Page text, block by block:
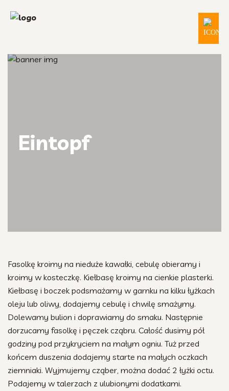
Eintopf
Fasolkę kroimy na nieduże kawałki, cebulę obieramy i
kroimy w kosteczkę. Kiełbasę kroimy na cienkie plasterki.
Kiełbasę i boczek podsmażamy w garnku na kilku łyżkach
oleju lub oliwy, dodajemy cebulę i chwilę smażymy.
Dolewamy bulion i doprawiamy do smaku. Następnie
dorzucamy fasolkę i pęczek cząbru. Całość dusimy pół
godziny pod przykryciem na małym ogniu. Tuż przed
końcem duszenia dodajemy starte na małych oczkach
ziemniaki. Wyjmujemy cząber, można dodać 2 łyżki octu.
Podajemy w talerzach z ulubionymi dodatkami.